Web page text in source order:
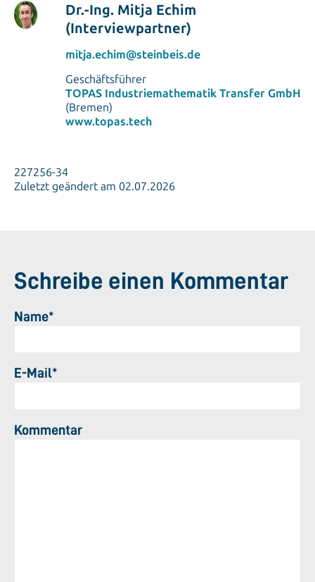
Dr.-Ing. Mitja Echim
(Interviewpartner)
mitja.echim@steinbeis.de
Geschäftsführer
TOPAS Industriemathematik Transfer GmbH
(Bremen)
www.topas.tech
227256-34
Zuletzt geändert am 02.07.2026
Schreibe einen Kommentar
Name*
E-Mail*
Kommentar